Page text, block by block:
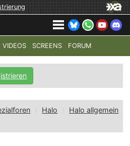
VIDEOS SCREENS FORUM
WARFARE 4 HALO:
Halo
Halo allgemein